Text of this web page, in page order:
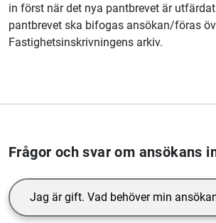
in först när det nya pantbrevet är
pantbrevet ska bifogas ansökan/föras
Fastighetsinskrivningens arkiv.
Frågor och svar om ansökans
Jag är gift. Vad behöver min